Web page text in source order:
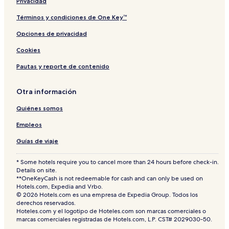
Términos y condiciones de One Key™
Opciones de privacidad
Cookies
Pautas y reporte de contenido
Otra información
Quiénes somos
Empleos
Guías de viaje
* Some hotels require you to cancel more than 24 hours before check-in.
Details on site.
**OneKeyCash is not redeemable for cash and can only be used on
Hotels.com, Expedia and Vrbo.
© 2026 Hotels.com es una empresa de Expedia Group. Todos los
derechos reservados.
Hoteles.com y el logotipo de Hoteles.com son marcas comerciales o
marcas comerciales registradas de Hotels.com, L.P. CST# 2029030-50.